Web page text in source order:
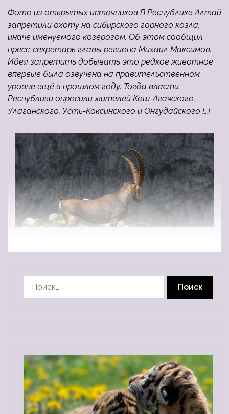
Фото из открытых источников В Республике Алтай
запретили охоту на сибирского горного козла,
иначе именуемого козерогом. Об этом сообщил
пресс-секретарь главы региона Михаил Максимов.
Идея запретить добывать это редкое животное
впервые была озвучена на правительственном
уровне ещё в прошлом году. Тогда власти
Республики опросили жителей Кош-Агачского,
Улаганского, Усть-Коксинского и Онгудайского […]